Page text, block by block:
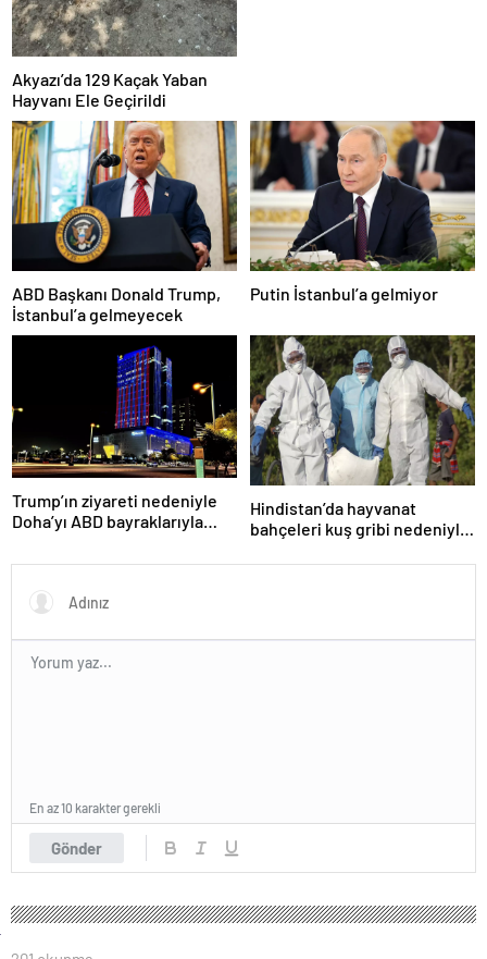
Akyazı’da 129 Kaçak Yaban
Hayvanı Ele Geçirildi
ABD Başkanı Donald Trump,
İstanbul’a gelmeyecek
Putin İstanbul’a gelmiyor
Trump’ın ziyareti nedeniyle
Doha’yı ABD bayraklarıyla
Hindistan’da hayvanat
bahçeleri kuş gribi nedeniyle
Gönder
En az 10 karakter gerekli